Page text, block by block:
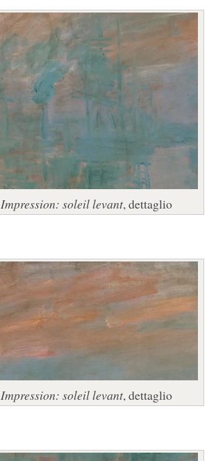
Impression: soleil levant, dettaglio
Impression: soleil levant, dettaglio